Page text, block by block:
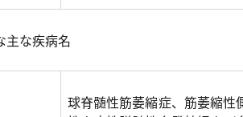
主な疾病名
球脊髄性筋萎縮症、筋萎縮